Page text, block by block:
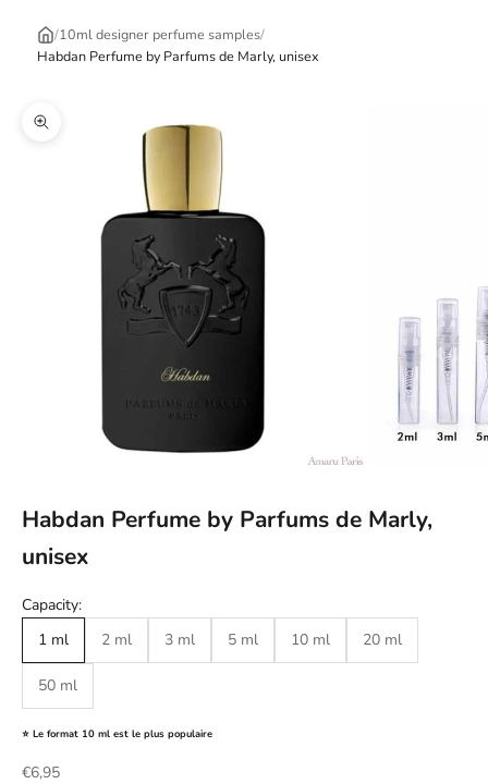
/10ml designer perfume samples/
Habdan Perfume by Parfums de Marly, unisex
Zoom picture
Habdan Perfume by Parfums de Marly,
unisex
Capacity:
1 ml
2 ml 3 ml 5 ml 10 ml 20 ml
50 ml
⭐ Le format 10 ml est le plus populaire
Sale price
€6,95